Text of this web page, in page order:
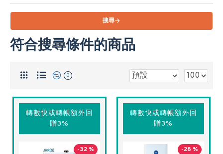
搜尋
符合搜尋條件的商品
0
轉數快或轉帳額外回
贈3%
-32 %
轉數快或轉帳額外回
贈3%
-28 %